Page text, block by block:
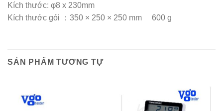
Kích thước: φ8 x 230mm
Kích thước gói ：350 × 250 × 250 mm 600 g
SẢN PHẨM TƯƠNG TỰ